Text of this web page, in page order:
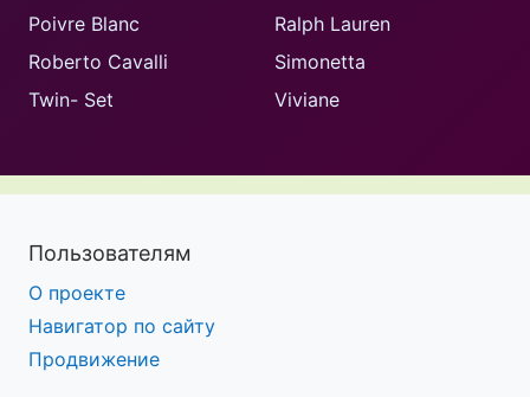
Poivre Blanc
Ralph Lauren
Roberto Cavalli
Simonetta
Twin- Set
Viviane
Пользователям
О проекте
Навигатор по сайту
Продвижение